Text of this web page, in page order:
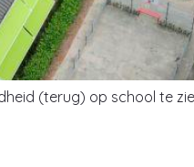
(terug) op school te